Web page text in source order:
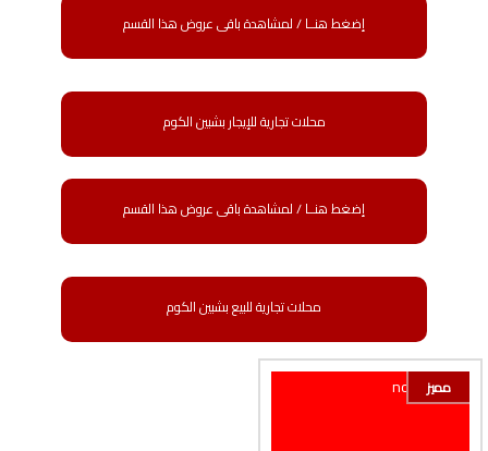
إضغط هنــا / لمشاهدة باقى عروض هذا القسم
محلات تجارية للإيجار بشبين الكوم
إضغط هنــا / لمشاهدة باقى عروض هذا القسم
محلات تجارية للبيع بشبين الكوم
مميز